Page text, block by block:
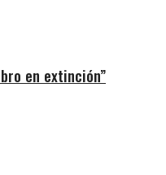
en extinción”